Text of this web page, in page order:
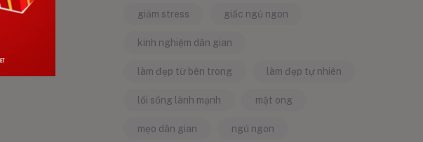
giảm stress giấc ngủ ngon
kinh nghiệm dân gian
làm đẹp từ bên trong làm đẹp tự nhiên
lối sống lành mạnh mật ong
mẹo dân gian ngủ ngon